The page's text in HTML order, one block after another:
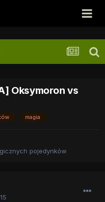
Oksymoron vs
magia
pojedynków